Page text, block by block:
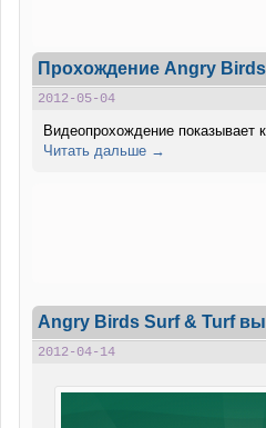
Прохождение Angry
2012-05-04
Видеопрохождение
Читать дальше →
Angry Birds Surf & Turf
2012-04-14